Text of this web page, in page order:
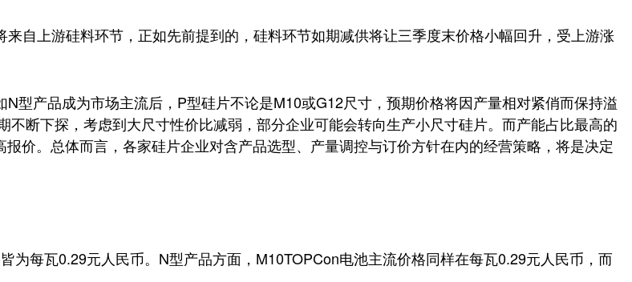
自上游硅料环节，正如先前提到的，硅料环节如期减供将让三季度末价格小幅回升，受上游涨
型产品成为市场主流后，P型硅片不论是M10或G12尺寸，预期价格将因产量相对紧俏而保持溢
断下探，考虑到大尺寸性价比减弱，部分企业可能会转向生产小尺寸硅片。而产能占比最高的
价。总体而言，各家硅片企业对含产品选型、产量调控与订价方针在内的经营策略，将是决定
为每瓦0.29元人民币。N型产品方面，M10TOPCon电池主流价格同样在每瓦0.29元人民币，而